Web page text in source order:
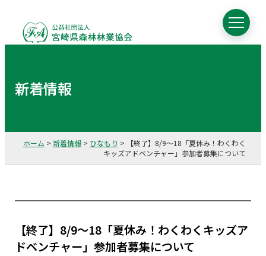
新着情報
ホーム > 新着情報> ひなもり >
【終了】8/9～18「夏休み！わくわく
キッズアドベンチャー」参加者募集について
【終了】8/9～18「夏休み！わくわくキッズア
ドベンチャー」参加者募集について